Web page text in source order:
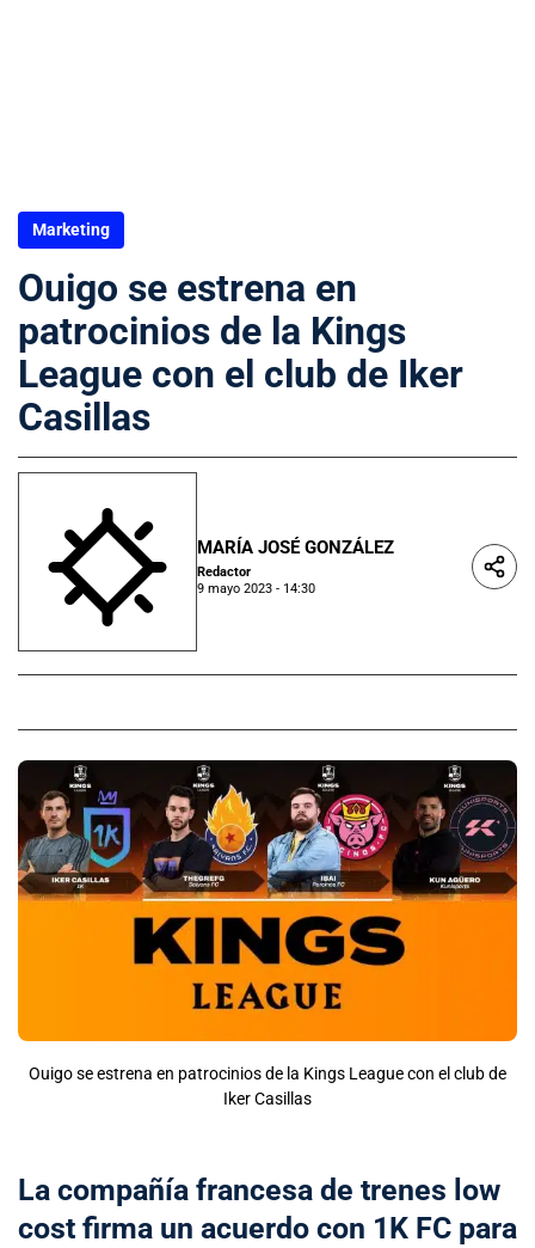
Marketing
Ouigo se estrena en
patrocinios de la Kings
League con el club de Iker
Casillas
MARÍA JOSÉ GONZÁLEZ
Redactor
9 mayo 2023 - 14:30
Ouigo se estrena en patrocinios de la Kings League con el club de
Iker Casillas
La compañía francesa de trenes low
cost firma un acuerdo con 1K FC para